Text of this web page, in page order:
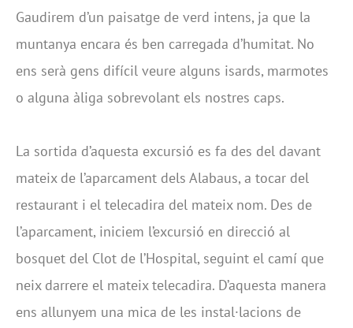
Gaudirem d’un paisatge de verd intens, ja que la
muntanya encara és ben carregada d’humitat. No
ens serà gens difícil veure alguns isards, marmotes
o alguna àliga sobrevolant els nostres caps.
La sortida d’aquesta excursió es fa des del davant
mateix de l’aparcament dels Alabaus, a tocar del
restaurant i el telecadira del mateix nom. Des de
l’aparcament, iniciem l’excursió en direcció al
bosquet del Clot de l’Hospital, seguint el camí que
neix darrere el mateix telecadira. D’aquesta manera
ens allunyem una mica de les instal·lacions de